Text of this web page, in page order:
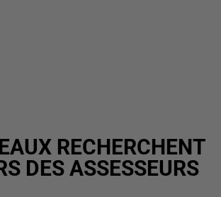
RECHERCHENT
DES ASSESSEURS